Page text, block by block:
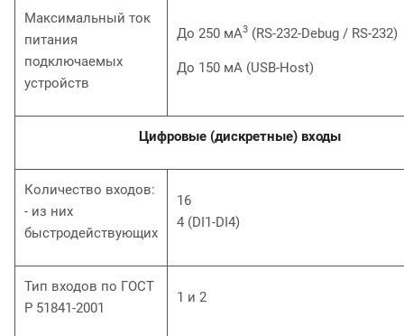
Максимальный ток
питания
подключаемых
устройств
До 250 мА3 (RS-232-Debug / RS-232)
До 150 мА (USB-Host)
Цифровые (дискретные) входы
Количество входов:
- из них
быстродействующих
16
4 (DI1-DI4)
Тип входов по ГОСТ
Р 51841-2001
1 и 2